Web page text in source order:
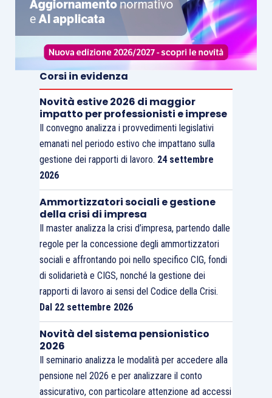
economica del rischio.
Perché oggi la vera domanda non è se un attacco
possa avvenire, maquanto impatterebbe sul tuo
Studio se accadesse.
Corsi in evidenza
Novità estive 2026 di maggior
impatto per professionisti e imprese
Il convegno analizza i provvedimenti legislativi
emanati nel periodo estivo che impattano sulla
gestione dei rapporti di lavoro. 24 settembre
2026
Ammortizzatori sociali e gestione
della crisi di impresa
Il master analizza la crisi d’impresa, partendo dalle
regole per la concessione degli ammortizzatori
sociali e affrontando poi nello specifico CIG, fondi
di solidarietà e CIGS, nonché la gestione dei
rapporti di lavoro ai sensi del Codice della Crisi.
Dal 22 settembre 2026
Novità del sistema pensionistico
2026
Il seminario analizza le modalità per accedere alla
pensione nel 2026 e per analizzare il conto
assicurativo, con particolare attenzione ad accessi